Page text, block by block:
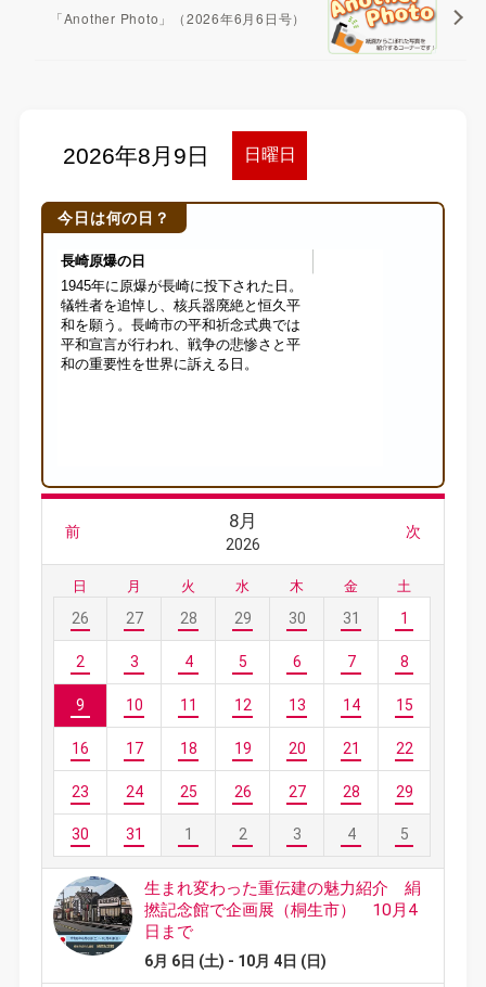
「Another Photo」（2026年6月6日号）
今日は何の日？